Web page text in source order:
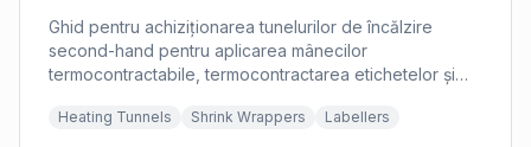
Ghid pentru achiziționarea tunelurilor de încălzire
second-hand pentru aplicarea mânecilor
termocontractabile, termocontractarea etichetelor și
Heating Tunnels Shrink Wrappers Labellers